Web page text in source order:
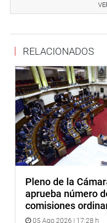
congresistas presentes,
mismas; no obstante, Elvis
podrá (Jerí Oré) realizarlo
RELACIONADOS
Pleno de la
aprueba número
comisiones
05 Ago 2026 | 17:28 h